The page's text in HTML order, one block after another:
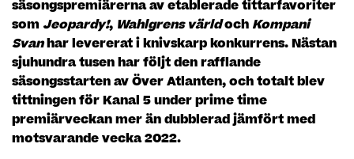
säsongspremiärerna av etablerade tittarfavoriter
som Jeopardy!, Wahlgrens världoch Kompani
Svanhar levererat i knivskarp konkurrens. Nästan
sjuhundra tusen har följt den rafflande
säsongsstarten av Över Atlanten, och totalt blev
tittningen för Kanal 5 under prime time
premiärveckan mer än dubblerad jämfört med
motsvarande vecka 2022.